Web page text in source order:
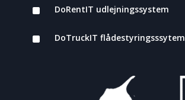
^
DoRentIT udlejningssystem
^ DoTruckIT flådestyringsssytem